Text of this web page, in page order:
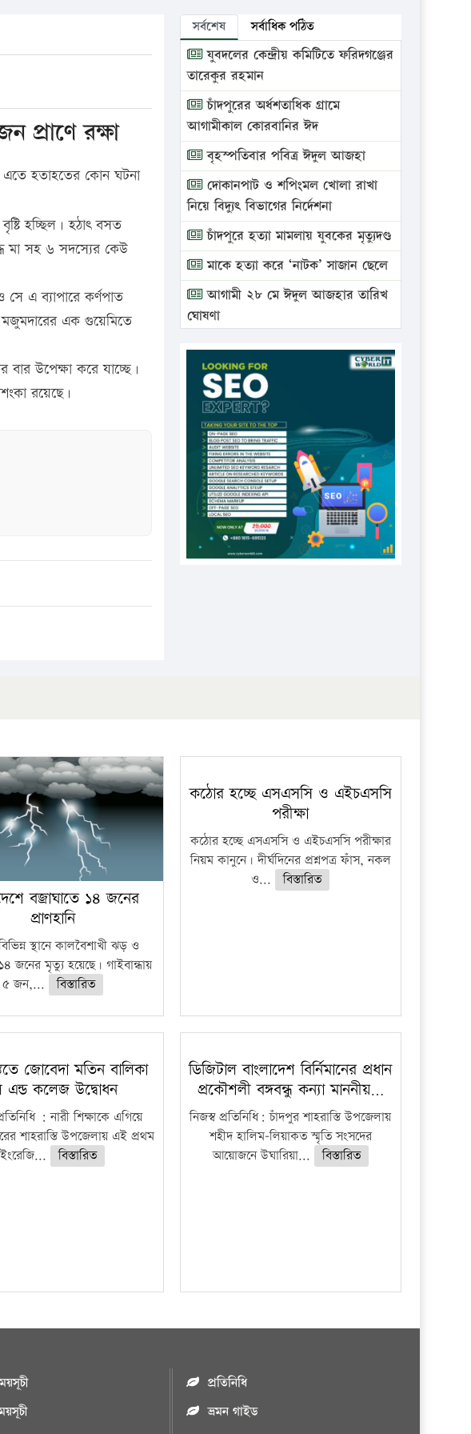
প্রাণে রক্ষা
এতে হতাহতের কোন ঘটনা
হচ্ছিল। হঠাৎ বসত
মা সহ ৬ সদস্যের কেউ
এ ব্যাপারে কর্ণপাত
মজুমদারের এক গুয়েমিতে
বার উপেক্ষা করে যাচ্ছে।
রয়েছে।
সর্বশেষ সর্বাধিক পঠিত
যুবদলের কেন্দ্রীয় কমিটিতে ফরিদগঞ্জের
তারেকুর রহমান
চাঁদপুরের অর্ধশতাধিক গ্রামে
আগামীকাল কোরবানির ঈদ
বৃহস্পতিবার পবিত্র ঈদুল আজহা
দোকানপাট ও শপিংমল খোলা রাখা
নিয়ে বিদ্যুৎ বিভাগের নির্দেশনা
চাঁদপুরে হত্যা মামলায় যুবকের মৃত্যুদণ্ড
মাকে হত্যা করে ‘নাটক’ সাজান ছেলে
আগামী ২৮ মে ঈদুল আজহার তারিখ
ঘোষণা
ভ্রাম্যমাণ আদালতে দুইটি প্রতিষ্ঠানকে
প্রতিষ্ঠানকে ৪০হাজার টাকা জরিমানা।
এবার লঞ্চের ভাড়া বাড়ল
১৭ থেকে ২১ শতাংশ বিদ্যুতের দাম
বাড়ানোর প্রস্তাব পিডিবির
১৬ মে চাঁদপুর ও ২৫ মে ফেনী সফরে
যাবেন প্রধানমন্ত্রী
উচ্চশিক্ষায় গৌরবময় অর্জন: পূর্ণ
স্কলারশিপে যুক্তরাষ্ট্রে পিএইচডি করছেন
বজ্রাঘাতে ১৪ জনের
প্রাণহানি
স্থানে কালবৈশাখী ঝড় ও
জনের মৃত্যু হয়েছে। গাইবান্ধায়
৫ জন,...
বিস্তারিত
কঠোর হচ্ছে এসএসসি ও এইচএসসি
পরীক্ষা
কঠোর হচ্ছে এসএসসি ও এইচএসসি পরীক্ষার
নিয়ম কানুনে। দীর্ঘদিনের প্রশ্নপত্র ফাঁস, নকল
ও...
বিস্তারিত
জোবেদা মতিন বালিকা
এন্ড কলেজ উদ্বোধন
: নারী শিক্ষাকে এগিয়ে
শাহরাস্তি উপজেলায় এই প্রথম
ইংরেজি...
বিস্তারিত
ডিজিটাল বাংলাদেশ বির্নিমানের প্রধান
প্রকৌশলী বঙ্গবন্ধু কন্যা মাননীয়…
নিজস্ব প্রতিনিধি: চাঁদপুর শাহরাস্তি উপজেলায়
শহীদ হালিম-লিয়াকত স্মৃতি সংসদের
আয়োজনে উঘারিয়া...
বিস্তারিত
প্রতিনিধি
ভ্রমন গাইড